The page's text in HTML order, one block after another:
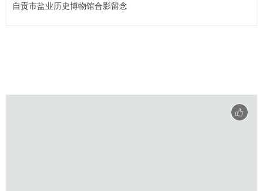
自贡市盐业历史博物馆合影留念